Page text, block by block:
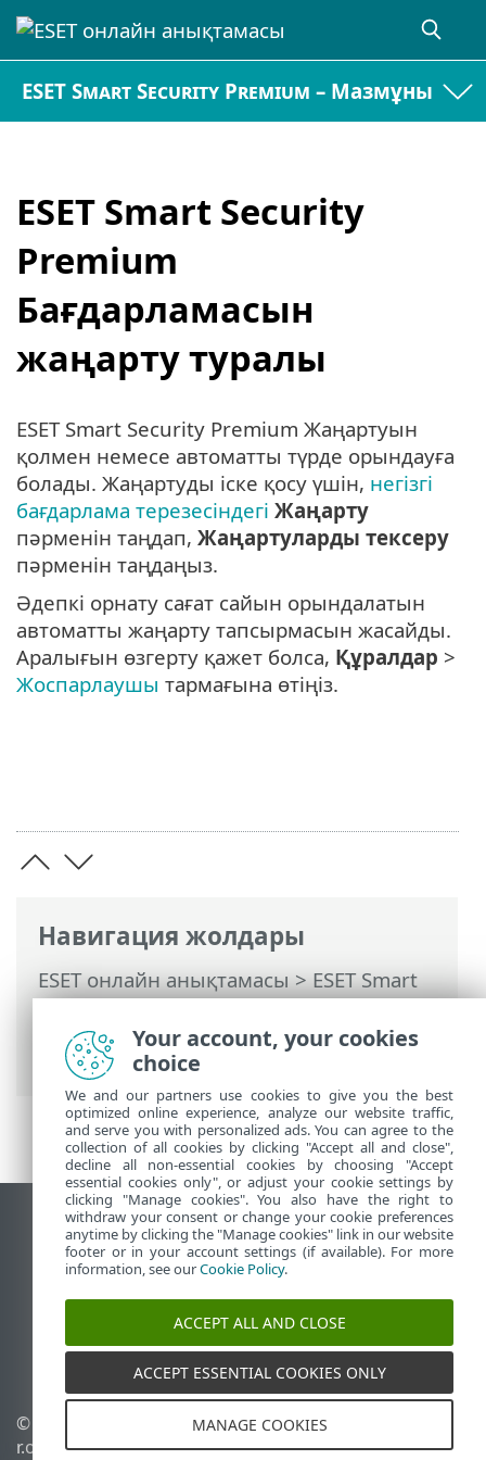
ESET Smart Security Premium – Мазмұны
ESET Smart Security
Premium
Бағдарламасын
жаңарту туралы
Навигация жолдары
ESET онлайн анықтамасы>ESET Smart
Security Premium>ЖҚС> ESET Smart
Security Premium Бағдарламасын
жаңарту туралы
ESET Smart Security Premium Жаңартуын
қолмен немесе автоматты түрде орындауға
болады. Жаңартуды іске қосу үшін, негізгі
бағдарлама терезесіндегі Жаңарту
пәрменін таңдап, Жаңартуларды тексеру
пәрменін таңдаңыз.
Әдепкі орнату сағат сайын орындалатын
автоматты жаңарту тапсырмасын жасайды.
Аралығын өзгерту қажет болса, Құралдар >
Жоспарлаушы тармағына өтіңіз.
Жұмыс үстеліндегі сайтты қарау
End of Life
ESET білім қоры
ESET форумы
ESET Status Portal
Аймақтық қолдау
© 1992 - 2026 ESET, spol. s
r.o. - Барлық құқықтары
Cookie файлдарын
басқару
Your account, your cookies
choice
We and our partners use cookies to give you the best
optimized online experience, analyze our website traffic,
and serve you with personalized ads. You can agree to the
collection of all cookies by clicking "Accept all and close",
decline all non-essential cookies by choosing "Accept
essential cookies only", or adjust your cookie settings by
clicking "Manage cookies". You also have the right to
withdraw your consent or change your cookie preferences
anytime by clicking the "Manage cookies" link in our website
footer or in your account settings (if available). For more
information, see ourCookie Policy.
ACCEPT ALL AND CLOSE
ACCEPT ESSENTIAL COOKIES ONLY
MANAGE COOKIES